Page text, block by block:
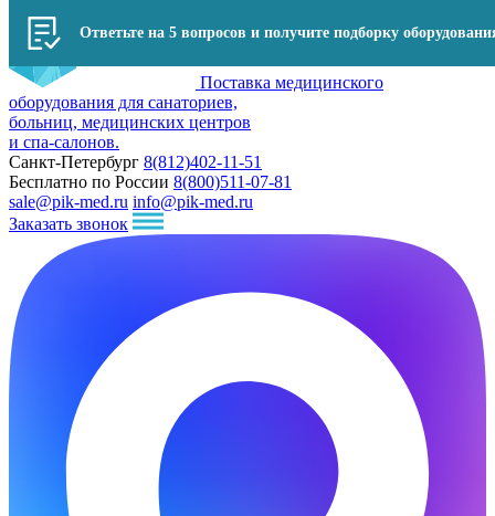
Поставка медицинского
оборудования для санаториев,
больниц, медицинских центров
и спа-салонов.
Санкт-Петербург 8(812)402-11-51
Бесплатно по России 8(800)511-07-81
sale@pik-med.ru info@pik-med.ru
Заказать звонок